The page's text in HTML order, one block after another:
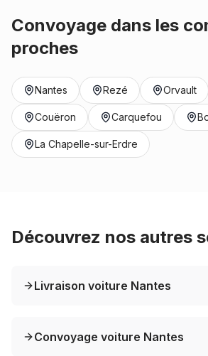
Convoyage dans les
proches
Nantes Rezé Orvault
Couëron Carquefou
La Chapelle-sur-Erdre
Découvrez nos autres
Livraison voiture Nantes
Convoyage voiture Nantes